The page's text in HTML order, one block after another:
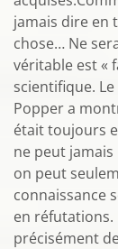
jamais dire en
chose… Ne
véritable est «
scientifique.
Popper a
était toujours
ne peut
on peut
connaissance
en réfutations.
précisément